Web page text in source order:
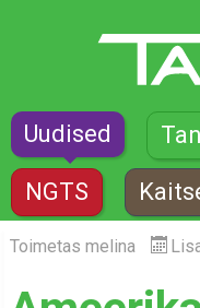
Uudised
NGTS
Toimetas melina